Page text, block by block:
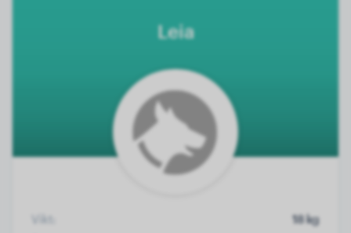
Leia
Vikt: 18 kg